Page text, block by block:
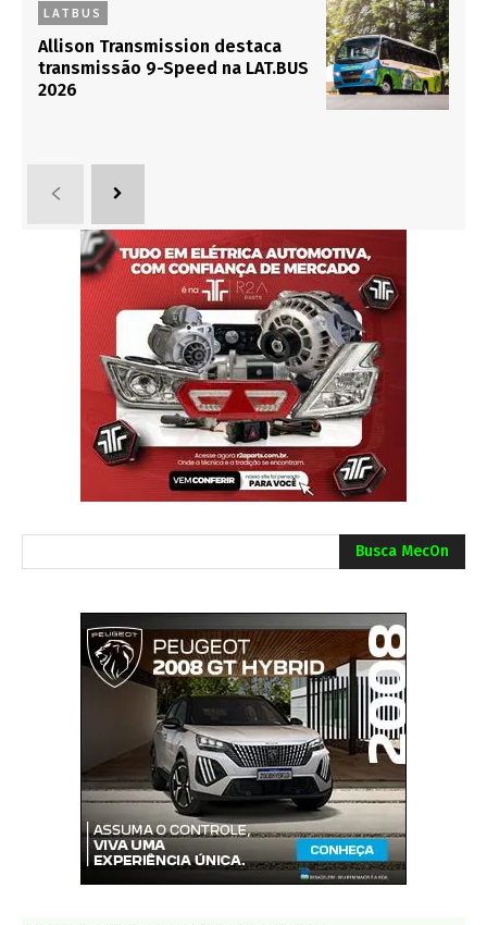
LATBUS
Allison Transmission destaca
transmissão 9-Speed na LAT.BUS
2026
Busca MecOn